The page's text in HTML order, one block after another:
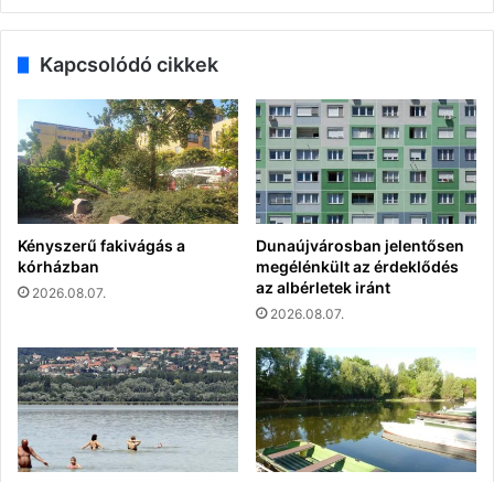
Kapcsolódó cikkek
Kényszerű fakivágás a
kórházban
2026.08.07.
Dunaújvárosban jelentősen
megélénkült az érdeklődés
az albérletek iránt
2026.08.07.